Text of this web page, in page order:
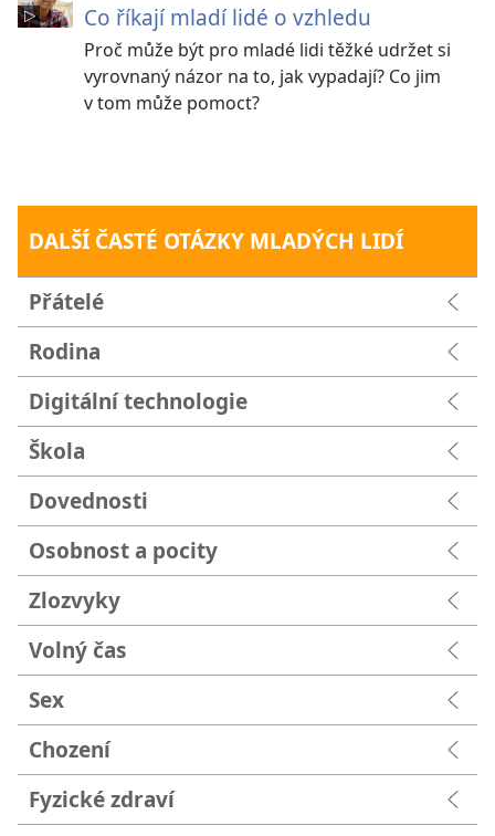
Co říkají mladí lidé o vzhledu
Proč může být pro mladé lidi těžké udržet si
vyrovnaný názor na to, jak vypadají? Co jim
v tom může pomoct?
DALŠÍ ČASTÉ OTÁZKY MLADÝCH LIDÍ
Přátelé
Rodina
Digitální technologie
Škola
Dovednosti
Osobnost a pocity
Zlozvyky
Volný čas
Sex
Chození
Fyzické zdraví